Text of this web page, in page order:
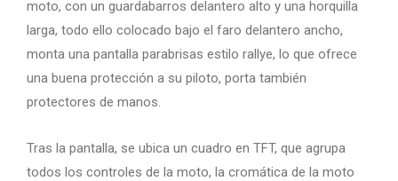
moto, con un guardabarros delantero alto y una horquilla
larga, todo ello colocado bajo el faro delantero ancho,
monta una pantalla parabrisas estilo rallye, lo que ofrece
una buena protección a su piloto, porta también
protectores de manos.
Tras la pantalla, se ubica un cuadro en TFT, que agrupa
todos los controles de la moto, la cromática de la moto